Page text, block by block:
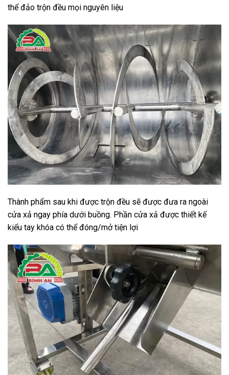
thể đảo trộn đều mọi nguyên liệu
Thành phẩm sau khi được trộn đều sẽ được đưa ra ngoài
cửa xả ngay phía dưới buồng. Phần cửa xả được thiết kế
kiểu tay khóa có thể đóng/mở tiện lợi